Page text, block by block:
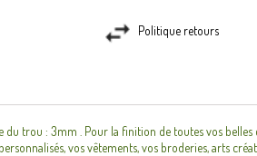
Politique retours
trou : 3mm . Pour la finition de toutes vos
vos vêtements, vos broderies, arts